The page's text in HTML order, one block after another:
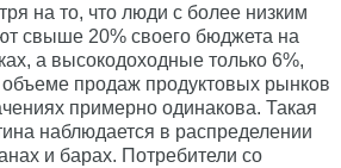
на то, что люди с более низким
свыше 20% своего бюджета на
а высокодоходные только 6%,
объеме продаж продуктовых рынков
примерно одинакова. Такая
наблюдается в распределении
и барах. Потребители со